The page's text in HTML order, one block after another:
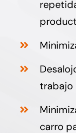
trabajo
carro